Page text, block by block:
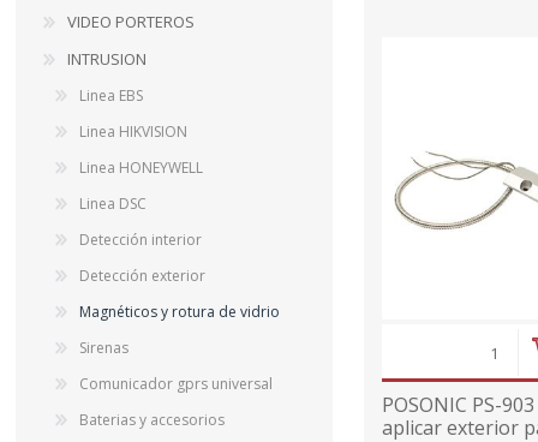
POSONIC PS-
aplicar exterior
VIDEO PORTEROS
INTRUSION
Linea EBS
Linea HIKVISION
Linea HONEYWELL
Linea DSC
Detección interior
Detección exterior
Magnéticos y rotura de vidrio
Sirenas
Comunicador gprs universal
Baterias y accesorios